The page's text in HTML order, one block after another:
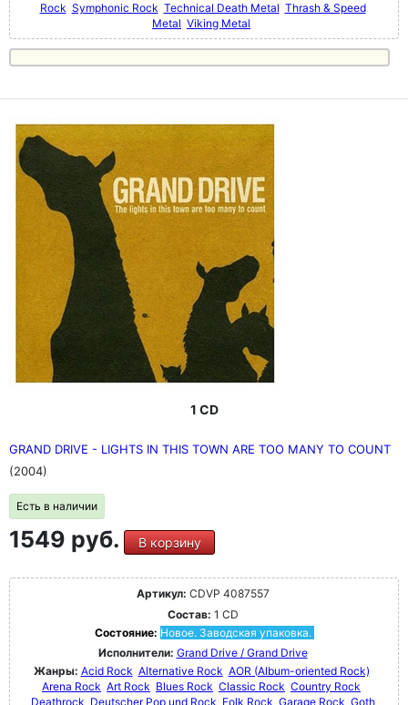
Rock Symphonic Rock Technical Death Metal Thrash & Speed
Metal Viking Metal
1 CD
GRAND DRIVE - LIGHTS IN THIS TOWN ARE TOO MANY TO COUNT
(2004)
Есть в наличии
1549 руб. В корзину
Артикул: CDVP 4087557
Состав: 1 CD
Состояние: Новое. Заводская упаковка.
Исполнители: Grand Drive / Grand Drive
Жанры: Acid Rock Alternative Rock AOR (Album-oriented Rock)
Arena Rock Art Rock Blues Rock Classic Rock Country Rock
Deathrock Deutscher Pop und Rock Folk Rock Garage Rock Goth